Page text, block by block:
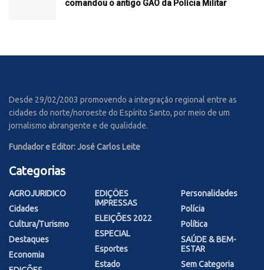
comandou o antigo GAO da Polícia Militar
Desde 29/02/2003 promovendo a integração regional entre as
cidades do norte/noroeste do Espírito Santo, por meio de um
jornalismo abrangente e de qualidade.
Fundador e Editor: José Carlos Leite
Categorias
AGROJURIDICO
Cidades
Cultura/Turismo
Destaques
Economia
EDIÇÕES
IMPRESSAS
ELEIÇÕES 2022
ESPECIAL
Esportes
Estado
Personalidades
Polícia
Política
SAÚDE & BEM-
ESTAR
Sem Categoria